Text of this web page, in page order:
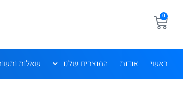
0
ראשי אודות המוצרים שלנו שאלות